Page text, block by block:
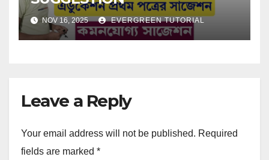
NOV 16, 2025 EVERGREEN TUTORIAL
Leave a Reply
Your email address will not be published. Required
fields are marked *